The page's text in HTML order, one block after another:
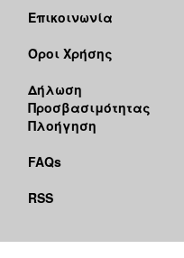
Επικοινωνία
Όροι Χρήσης
Δήλωση
Προσβασιμότητας
Πλοήγηση
FAQs
RSS